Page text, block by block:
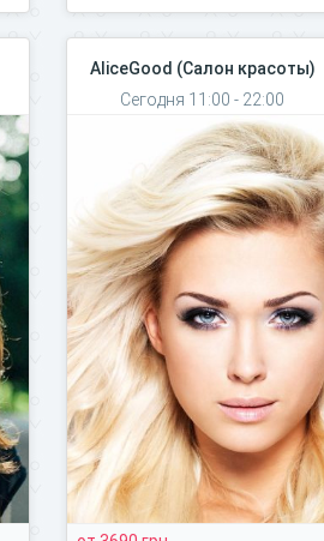
AliceGood (Салон красоты)
Сегодня 11:00 - 22:00